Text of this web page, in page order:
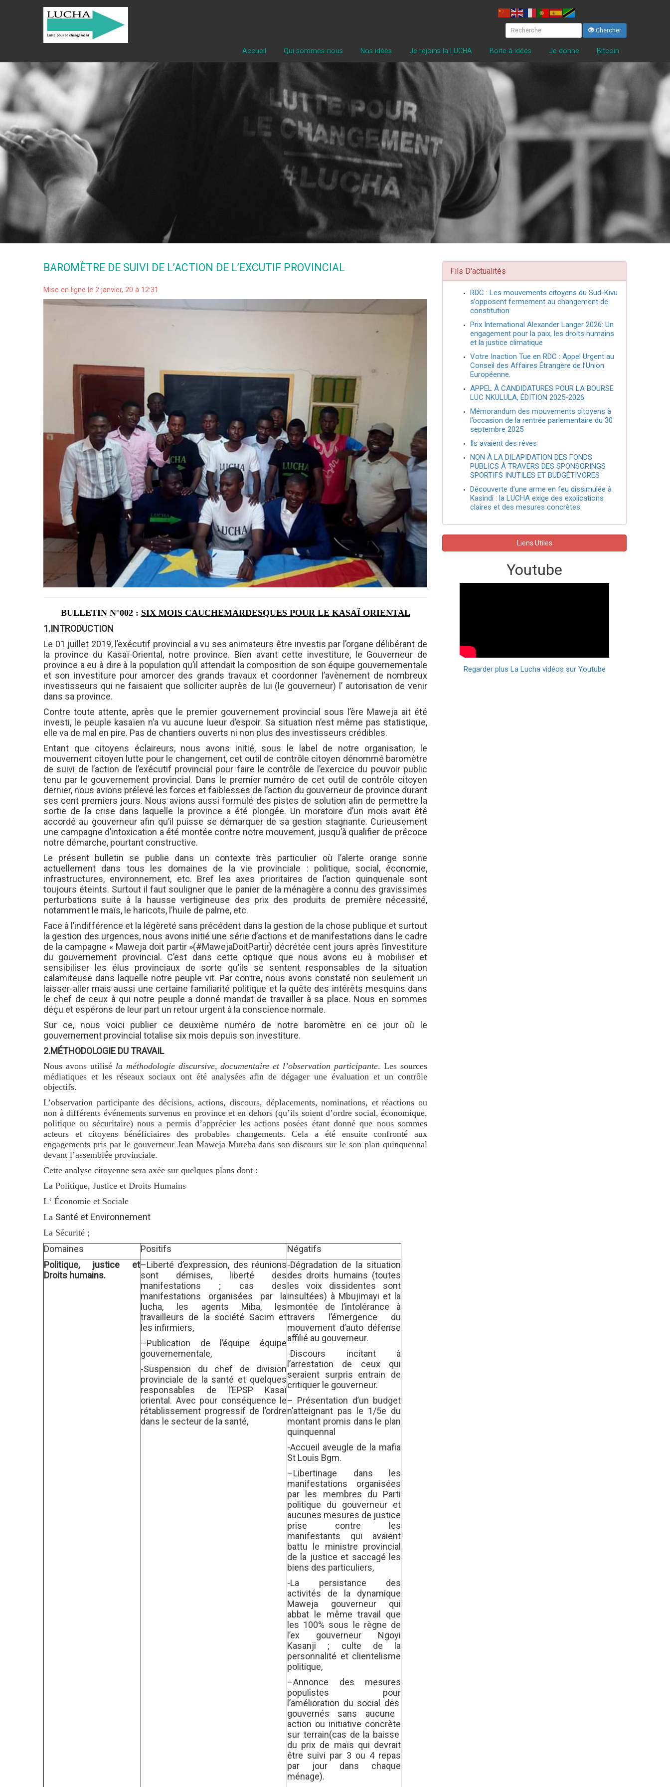
Chercher
Accueil Qui sommes-nous Nos idées Je rejoins la LUCHA Boite à idées Je donne Bitcoin
BAROMÈTRE DE SUIVI DE L’ACTION DE L’EXCUTIF PROVINCIAL
Mise en ligne le 2 janvier, 20 à 12:31
BULLETIN N°002 : SIX MOIS CAUCHEMARDESQUES POUR LE KASAÏ ORIENTAL
1.INTRODUCTION
Le 01 juillet 2019, l’exécutif provincial a vu ses animateurs être investis par l’organe délibérant de
la province du Kasaï-Oriental, notre province. Bien avant cette investiture, le Gouverneur de
province a eu à dire à la population qu’il attendait la composition de son équipe gouvernementale
et son investiture pour amorcer des grands travaux et coordonner l’avènement de nombreux
investisseurs qui ne faisaient que solliciter auprès de lui (le gouverneur) l’ autorisation de venir
dans sa province.
Contre toute attente, après que le premier gouvernement provincial sous l’ère Maweja ait été
investi, le peuple kasaïen n’a vu aucune lueur d’espoir. Sa situation n’est même pas statistique,
elle va de mal en pire. Pas de chantiers ouverts ni non plus des investisseurs crédibles.
Entant que citoyens éclaireurs, nous avons initié, sous le label de notre organisation, le
mouvement citoyen lutte pour le changement, cet outil de contrôle citoyen dénommé baromètre
de suivi de l’action de l’exécutif provincial pour faire le contrôle de l’exercice du pouvoir public
tenu par le gouvernement provincial. Dans le premier numéro de cet outil de contrôle citoyen
dernier, nous avions prélevé les forces et faiblesses de l’action du gouverneur de province durant
ses cent premiers jours. Nous avions aussi formulé des pistes de solution afin de permettre la
sortie de la crise dans laquelle la province a été plongée. Un moratoire d’un mois avait été
accordé au gouverneur afin qu’il puisse se démarquer de sa gestion stagnante. Curieusement
une campagne d’intoxication a été montée contre notre mouvement, jusqu’à qualifier de précoce
notre démarche, pourtant constructive.
Le présent bulletin se publie dans un contexte très particulier où l’alerte orange sonne
actuellement dans tous les domaines de la vie provinciale : politique, social, économie,
infrastructures, environnement, etc. Bref les axes prioritaires de l’action quinquenale sont
toujours éteints. Surtout il faut souligner que le panier de la ménagère a connu des gravissimes
perturbations suite à la hausse vertigineuse des prix des produits de première nécessité,
notamment le maïs, le haricots, l’huile de palme, etc.
Face à l’indifférence et la légèreté sans précédent dans la gestion de la chose publique et surtout
la gestion des urgences, nous avons initié une série d’actions et de manifestations dans le cadre
de la campagne « Maweja doit partir »(#MawejaDoitPartir) décrétée cent jours après l’investiture
du gouvernement provincial. C’est dans cette optique que nous avons eu à mobiliser et
sensibiliser les élus provinciaux de sorte qu’ils se sentent responsables de la situation
calamiteuse dans laquelle notre peuple vit. Par contre, nous avons constaté non seulement un
laisser-aller mais aussi une certaine familiarité politique et la quête des intérêts mesquins dans
le chef de ceux à qui notre peuple a donné mandat de travailler à sa place. Nous en sommes
déçu et espérons de leur part un retour urgent à la conscience normale.
Sur ce, nous voici publier ce deuxième numéro de notre baromètre en ce jour où le
gouvernement provincial totalise six mois depuis son investiture.
2.MÉTHODOLOGIE DU TRAVAIL
Nous avons utilisé la méthodologie discursive, documentaire et l’observation participante. Les sources
médiatiques et les réseaux sociaux ont été analysées afin de dégager une évaluation et un contrôle
objectifs.
L’observation participante des décisions, actions, discours, déplacements, nominations, et réactions ou
non à différents événements survenus en province et en dehors (qu’ils soient d’ordre social, économique,
politique ou sécuritaire) nous a permis d’apprécier les actions posées étant donné que nous sommes
acteurs et citoyens bénéficiaires des probables changements. Cela a été ensuite confronté aux
engagements pris par le gouverneur Jean Maweja Muteba dans son discours sur le son plan quinquennal
devant l’assemblée provinciale.
Cette analyse citoyenne sera axée sur quelques plans dont :
La Politique, Justice et Droits Humains
L‘ Économie et Sociale
La Santé et Environnement
La Sécurité ;
Domaines Positifs
Négatifs
Politique, justice et
Droits humains.
–Liberté d’expression, des réunions
sont démises, l iberté des
manifestations ; cas des
manifestations
organisées par
la
lucha, les agents Miba, les
travailleurs de la société Sacim et
les infirmiers,
–Publication de l’équipe équipe
gouvernemental e,
-Suspension du chef de division
provinciale de la santé et quelques
responsables de l’EPSP Kasaï
oriental. Avec pour conséquence le
rétablissement progressif de l’ordre
dans le secteur de la santé,
-Dégradation de la situation
des droits humains (toutes
les voix dissidentes sont
insultées) à Mbujimayi et la
montée de l’intolérance à
travers l’émergence du
mouvement d’auto défense
affilié au gouverneur.
-Discours incitant à
l’arrestation de ceux qui
seraient surpris entrain de
critiquer le gouverneur.
– Présentation d’un budget
n’atteignant pas le 1/5e du
montant promis dans le plan
quinquennal
-Accueil aveugle de la mafia
St Louis Bgm.
–Libertinage dans les
manifestations organisées
par les membres du
Parti
politique du gouverneur et
aucunes mesures de justice
prise contre les
manifestants qui avaient
battu le ministre provincial
de la justice et saccagé les
biens des particuliers,
-La
persistance des
activités de la dynamique
Maweja gouverneur qui
abbat
le même travail que
es 100% sous le règne de
l’ex gouverneur Ngoyi
Kasanji ; culte de la
personnalité et clientelisme
politique,
–Annonce des mesures
populistes pour
l’amélioration du social des
gouvernés sans aucune
action ou initiative concrète
sur terrain(cas de la baisse
du prix de maïs qui devrait
être suivi par 3 ou 4 repas
par jour dans chaque
ménage).
Fils D'actualités
RDC : Les mouvements citoyens du Sud-Kivu
s’opposent fermement au changement de
constitution
Prix International Alexander Langer 2026: Un
engagement pour la paix, les droits humains
et la justice climatique
Votre Inaction Tue en RDC : Appel Urgent au
Conseil des Affaires Étrangère de l’Union
Européenne.
APPEL À CANDIDATURES POUR LA BOURSE
LUC NKULULA, ÉDITION 2025-2026
Mémorandum des mouvements citoyens à
l’occasion de la rentrée parlementaire du 30
septembre 2025
Ils avaient des rêves
NON À LA DILAPIDATION DES FONDS
PUBLICS À TRAVERS DES SPONSORINGS
SPORTIFS INUTILES ET BUDGÉTIVORES
Découverte d’une arme en feu dissimulée à
Kasindi : la LUCHA exige des explications
claires et des mesures concrètes.
Liens Utiles
Youtube
Regarder plus La Lucha vidéos sur Youtube